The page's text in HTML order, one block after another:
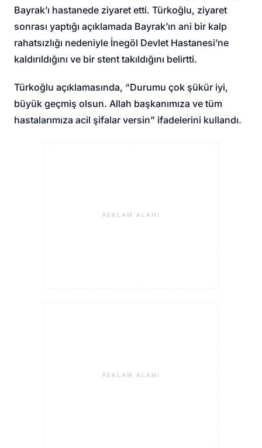
Bayrak’ı hastanede ziyaret etti. Türkoğlu, ziyaret
sonrası yaptığı açıklamada Bayrak’ın ani bir kalp
rahatsızlığı nedeniyle İnegöl Devlet Hastanesi’ne
kaldırıldığını ve bir stent takıldığını belirtti.
Türkoğlu açıklamasında, “Durumu çok şükür iyi,
büyük geçmiş olsun. Allah başkanımıza ve tüm
hastalarımıza acil şifalar versin” ifadelerini kullandı.
REKLAM ALANI
REKLAM ALANI